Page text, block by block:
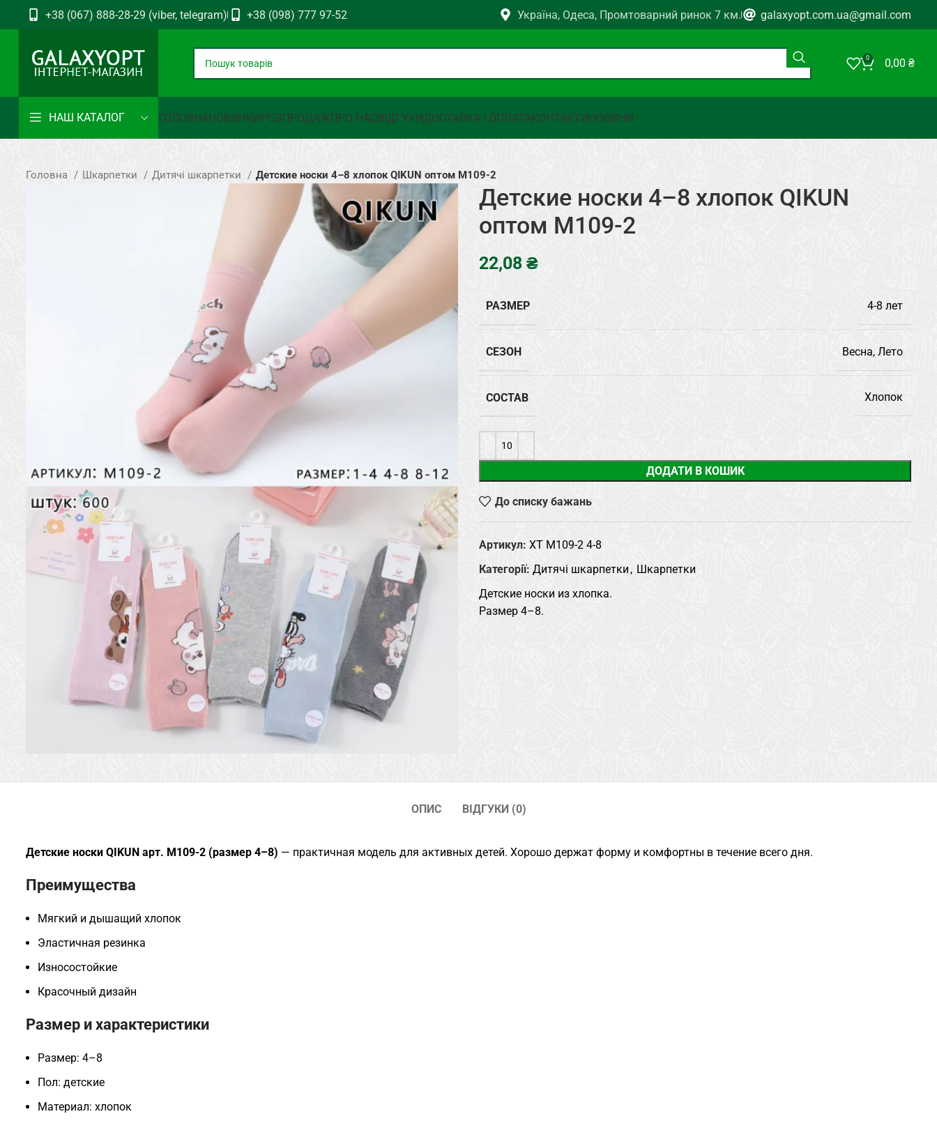
+38 (067) 888-28-29 (viber, telegram) +38 (098) 777 97-52 Україна, Одеса, Промтоварний ринок 7 км. galaxyopt.com.ua@gmail.com
0 0,00 ₴
НАШ КАТАЛОГ ГОЛОВНАНОВИНКИРОЗПРОДАЖПРО НАСВІДГУКИДОСТАВКА І ОПЛАТАКОНТАКТИНОВИНИ
Головна Шкарпетки Дитячі шкарпетки Детские носки 4–8 хлопок QIKUN оптом M109-2
Детские носки 4–8 хлопок QIKUN
оптом M109-2
₴
РАЗМЕР 4-8 лет
СЕЗОН Весна, Лето
СОСТАВ Хлопок
ДОДАТИ В КОШИК
До списку бажань
Артикул: XT M109-2 4-8
Категорії: Дитячі шкарпетки , Шкарпетки
Детские носки из хлопка.
Размер 4–8.
ОПИС ВІДГУКИ (0)
Детские носки QIKUN арт. M109-2 (размер 4–8) — практичная модель для активных детей. Хорошо держат форму и комфортны в течение всего дня.
Преимущества
Мягкий и дышащий хлопок
Эластичная резинка
Износостойкие
Красочный дизайн
Размер и характеристики
Размер: 4–8
Пол: детские
Материал: хлопок